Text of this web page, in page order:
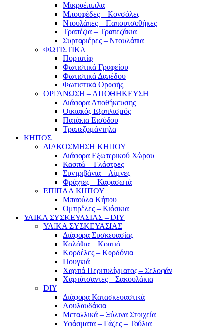
Μικροέπιπλα
Μπουφέδες – Κονσόλες
Ντουλάπες – Παπουτσοθήκες
Τραπέζια – Τραπεζάκια
Συρταριέρες – Ντουλάπια
ΦΩΤΙΣΤΙΚΑ
Πορτατίφ
Φωτιστικά Γραφείου
Φωτιστικά Δαπέδου
Φωτιστικά Οροφής
ΟΡΓΑΝΩΣΗ – ΑΠΟΘΗΚΕΥΣΗ
Διάφορα Αποθήκευσης
Οικιακός Εξοπλισμός
Πατάκια Εισόδου
Τραπεζομάντηλα
ΚΗΠΟΣ
ΔΙΑΚΟΣΜΗΣΗ ΚΗΠΟΥ
Διάφορα Εξωτερικού Χώρου
Κασπώ – Γλάστρες
Συντριβάνια – Λίμνες
Φράχτες – Καφασωτά
ΕΠΙΠΛΑ ΚΗΠΟΥ
Μπαούλα Κήπου
Ομπρέλες – Κιόσκια
ΥΛΙΚΑ ΣΥΣΚΕΥΑΣΙΑΣ – DIY
ΥΛΙΚΑ ΣΥΣΚΕΥΑΣΙΑΣ
Διάφορα Συσκευασίας
Καλάθια – Κουτιά
Κορδέλες – Κορδόνια
Πουγκιά
Χαρτιά Περιτυλίγματος – Σελοφάν
Χαρτότσαντες – Σακουλάκια
DIY
Διάφορα Κατασκευαστικά
Λουλουδάκια
Μεταλλικά – Ξύλινα Στοιχεία
Υφάσματα – Γάζες – Τούλια